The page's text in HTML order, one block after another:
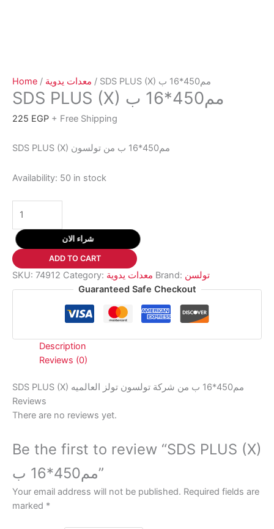
Home / معدات يدوية / SDS PLUS (X) مم450*16 ب
SDS PLUS (X) مم450*16 ب
225 EGP + Free Shipping
SDS PLUS (X) مم450*16 ب من تولسون
Availability: 50 in stock
PLUS
(X)
مم450*16
ب
quantity
شراء الان
ADD TO CART
SKU: 74912 Category: معدات يدوية Brand: تولسن
Guaranteed Safe Checkout
Description
Reviews (0)
SDS PLUS (X) مم450*16 ب من شركة تولسون تولز العالميه
Reviews
There are no reviews yet.
Be the first to review “SDS PLUS (X)
مم450*16 ب”
Your email address will not be published. Required fields are
marked *